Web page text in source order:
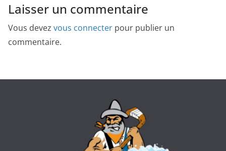
Laisser un commentaire
Vous devez vous connecter pour publier un
commentaire.